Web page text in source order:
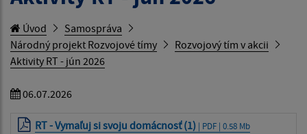
Úvod
Samospráva
Národný projekt Rozvojové tímy
Rozvojový tím v akcii
Aktivity RT - jún 2026
06.07.2026
RT - Vymaľuj si svoju domácnosť (1) | PDF | 0.58 Mb